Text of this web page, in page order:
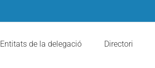
Entitats de la delegació Directori